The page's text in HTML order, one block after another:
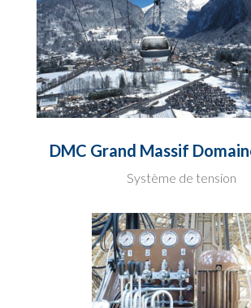
DMC Grand Massif
Système de tension